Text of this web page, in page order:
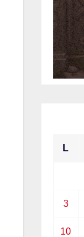
L
3
10